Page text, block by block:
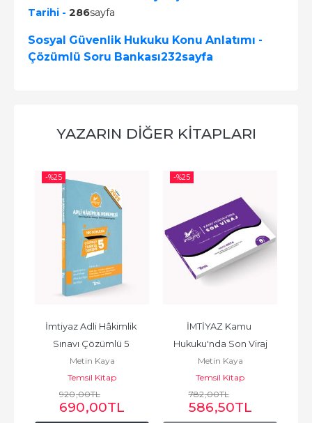
Tarihi - 286sayfa
Sosyal Güvenlik Hukuku Konu Anlatımı -
Çözümlü Soru Bankası232sayfa
YAZARIN DIĞER KITAPLARI
-%25
İmtiyaz Adli Hâkimlik
Sınavı Çözümlü 5
Deneme 2025
Metin Kaya
Temsil Kitap
920,00TL
690,00TL
-%25
İMTİYAZ Kamu
Hukuku'nda Son Viraj
Metin Kaya
Temsil Kitap
782,00TL
586,50TL